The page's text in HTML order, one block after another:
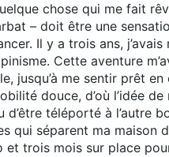
chose qui me fait
– doit être une
Il y a trois ans, j’avais
Cette aventure
jusqu’à me sentir prêt
douce, d’où l’idée
téléporté à l’autre
qui séparent ma maison
trois mois sur place